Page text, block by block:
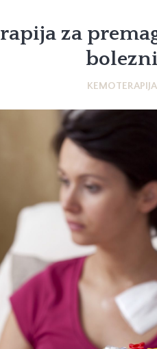
za
bolezni
KEMOTERAPIJA